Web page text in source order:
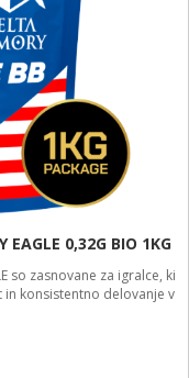
EAGLE 0,32G BIO 1KG
so zasnovane za igralce, ki
konsistentno delovanje v